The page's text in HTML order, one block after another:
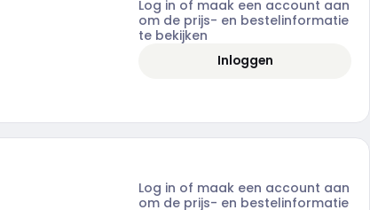
Log in of maak een account aan
om de prijs- en bestelinformatie
te bekijken
Inloggen
Log in of maak een account aan
om de prijs- en bestelinformatie